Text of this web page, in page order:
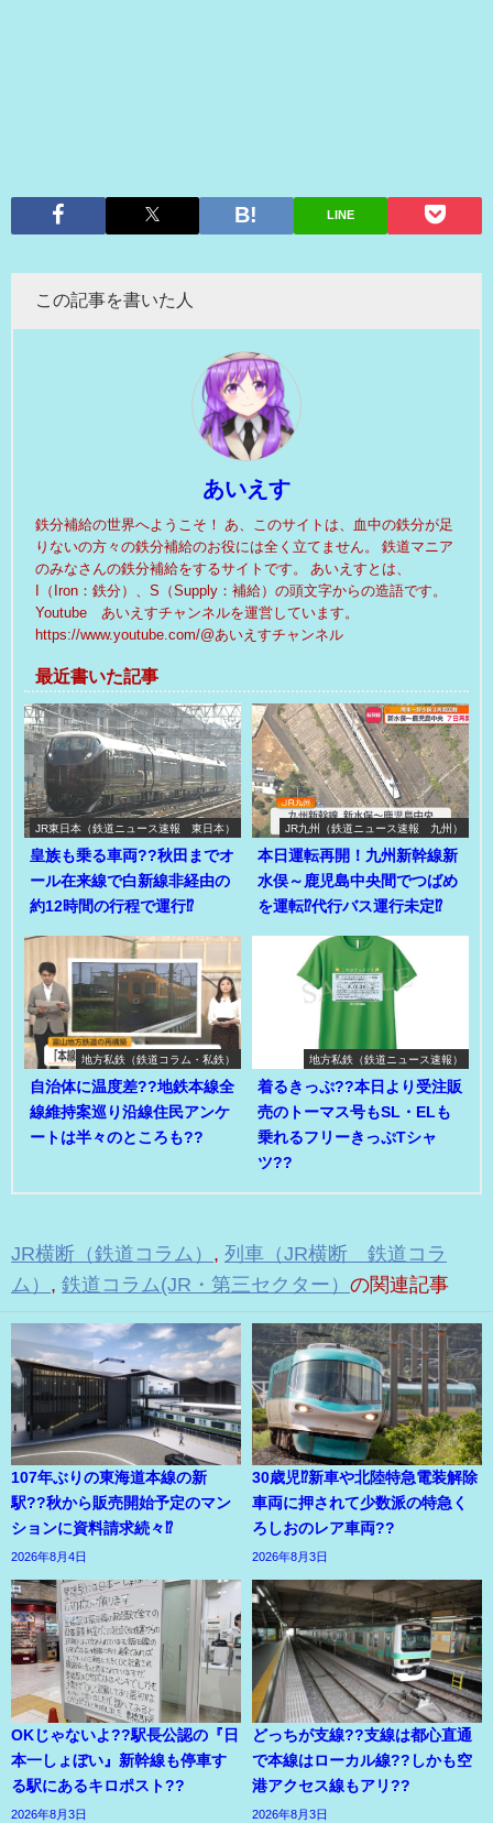
LINE
この記事を書いた人
あいえす
鉄分補給の世界へようこそ！ あ、このサイトは、血中の鉄分が足
りないの方々の鉄分補給のお役には全く立てません。 鉄道マニア
のみなさんの鉄分補給をするサイトです。 あいえすとは、
I（Iron：鉄分）、S（Supply：補給）の頭文字からの造語です。
Youtube あいえすチャンネルを運営しています。
https://www.youtube.com/@あいえすチャンネル
最近書いた記事
JR東日本（鉄道ニュース速報 東日本）
皇族も乗る車両??秋田までオ
ール在来線で白新線非経由の
約12時間の行程で運行⁉
JR九州（鉄道ニュース速報 九州）
本日運転再開！九州新幹線新
水俣～鹿児島中央間でつばめ
を運転⁉代行バス運行未定⁉
地方私鉄（鉄道コラム・私鉄）
自治体に温度差??地鉄本線全
線維持案巡り沿線住民アンケ
ートは半々のところも??
地方私鉄（鉄道ニュース速報）
着るきっぷ??本日より受注販
売のトーマス号もSL・ELも
乗れるフリーきっぷTシャ
ツ??
JR横断（鉄道コラム） , 列車（JR横断 鉄道コラ
ム） , 鉄道コラム(JR・第三セクター） の関連記事
107年ぶりの東海道本線の新
駅??秋から販売開始予定のマン
ションに資料請求続々⁉
2026年8月4日
30歳児⁉新車や北陸特急電装解除
車両に押されて少数派の特急く
ろしおのレア車両??
2026年8月3日
OKじゃないよ??駅長公認の『日
本一しょぼい』新幹線も停車す
る駅にあるキロポスト??
2026年8月3日
どっちが支線??支線は都心直通
で本線はローカル線??しかも空
港アクセス線もアリ??
2026年8月3日